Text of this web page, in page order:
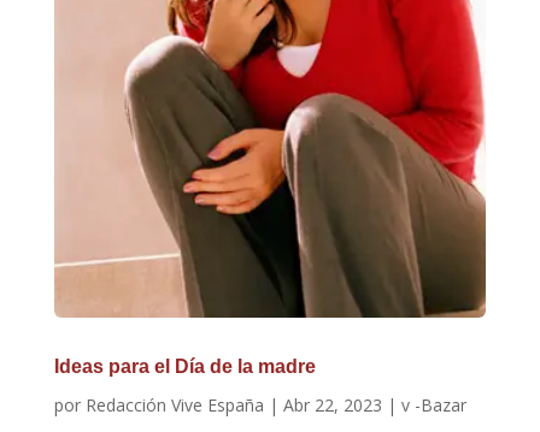
Ideas para el Día de la madre
por Redacción Vive España | Abr 22, 2023 | v -Bazar